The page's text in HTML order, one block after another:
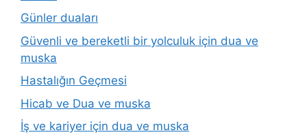
Günler duaları
Güvenli ve bereketli bir yolculuk için dua ve
muska
Hastalığın Geçmesi
Hicab ve Dua ve muska
İş ve kariyer için dua ve muska